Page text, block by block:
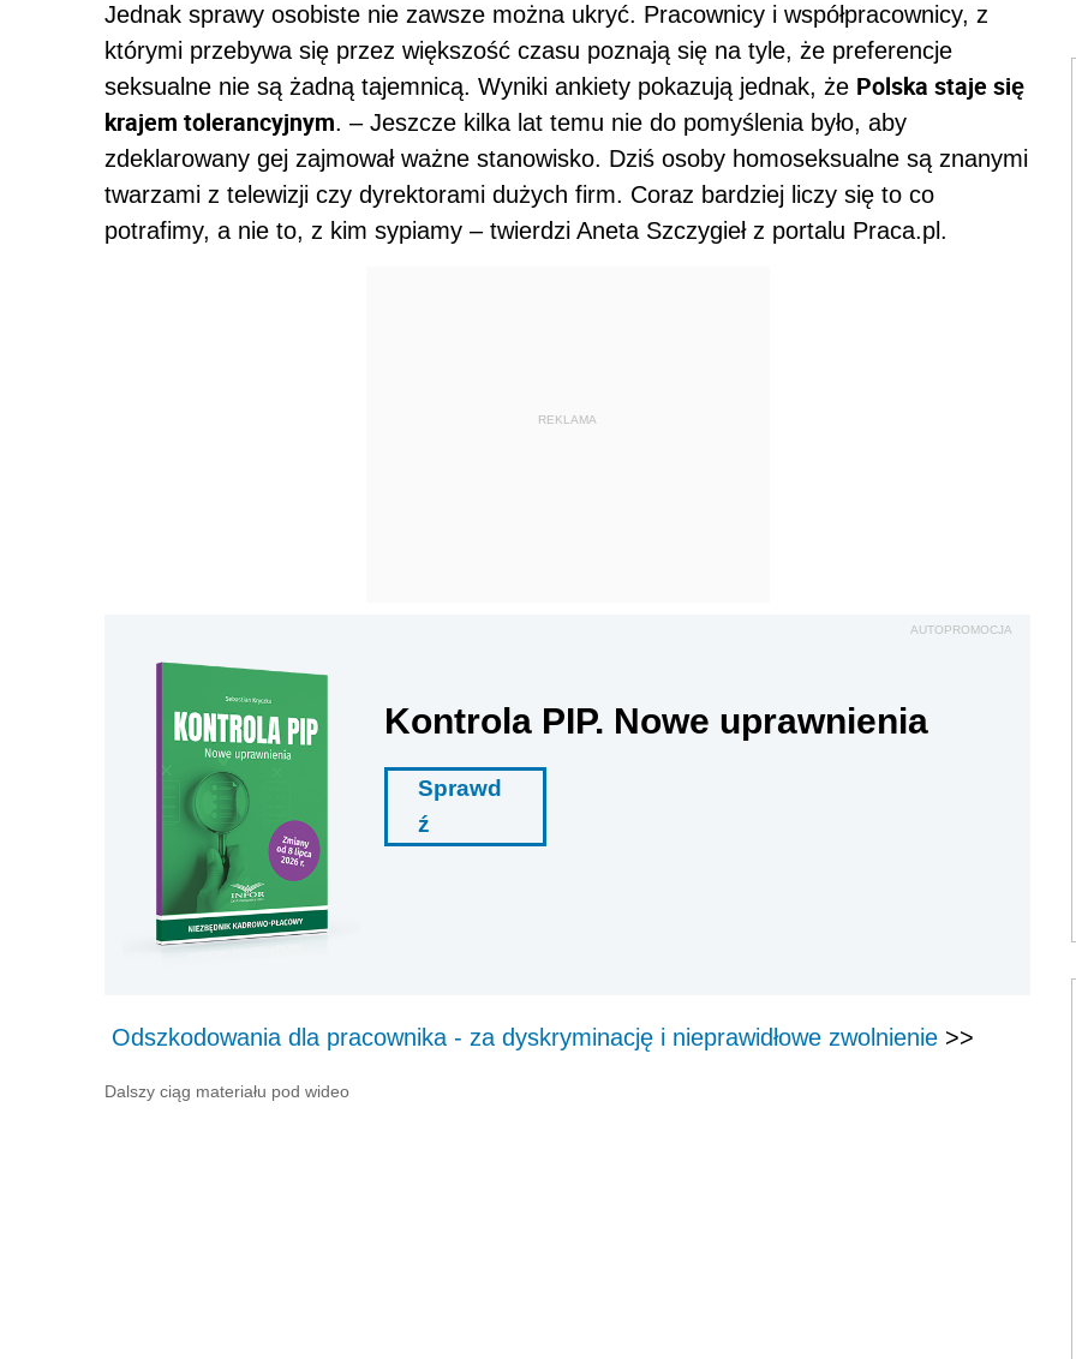
Jednak sprawy osobiste nie zawsze można ukryć. Pracownicy i współpracownicy, z
którymi przebywa się przez większość czasu poznają się na tyle, że preferencje
seksualne nie są żadną tajemnicą. Wyniki ankiety pokazują jednak, że Polska staje się
krajem tolerancyjnym. – Jeszcze kilka lat temu nie do pomyślenia było, aby
zdeklarowany gej zajmował ważne stanowisko. Dziś osoby homoseksualne są znanymi
twarzami z telewizji czy dyrektorami dużych firm. Coraz bardziej liczy się to co
potrafimy, a nie to, z kim sypiamy – twierdzi Aneta Szczygieł z portalu Praca.pl.
REKLAMA
AUTOPROMOCJA
Kontrola PIP. Nowe uprawnienia
Sprawd
ź
Odszkodowania dla pracownika - za dyskryminację i nieprawidłowe zwolnienie >>
Dalszy ciąg materiału pod wideo